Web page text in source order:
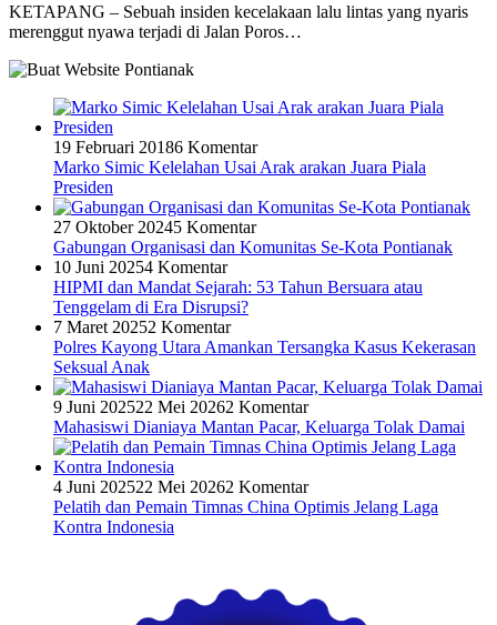
KETAPANG – Sebuah insiden kecelakaan lalu lintas yang nyaris
merenggut nyawa terjadi di Jalan Poros…
19 Februari 20186 Komentar
Marko Simic Kelelahan Usai Arak arakan Juara Piala
Presiden
27 Oktober 20245 Komentar
Gabungan Organisasi dan Komunitas Se-Kota Pontianak
10 Juni 20254 Komentar
HIPMI dan Mandat Sejarah: 53 Tahun Bersuara atau
Tenggelam di Era Disrupsi?
7 Maret 20252 Komentar
Polres Kayong Utara Amankan Tersangka Kasus Kekerasan
Seksual Anak
9 Juni 202522 Mei 20262 Komentar
Mahasiswi Dianiaya Mantan Pacar, Keluarga Tolak Damai
4 Juni 202522 Mei 20262 Komentar
Pelatih dan Pemain Timnas China Optimis Jelang Laga
Kontra Indonesia